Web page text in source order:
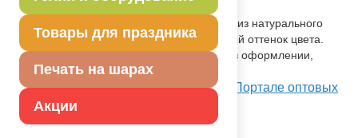
Товары для праздника
Печать на шарах
Акции
Описание товара
Одноцветный высококачественный шар из натурального
латекса. Тип - металлик - перламутровый оттенок цвета.
Предназначенный для исполь зования в оформлении,
идеален для рекламной печати.
Посмотреть Е 10" Металлик Black на Портале оптовых
закупок